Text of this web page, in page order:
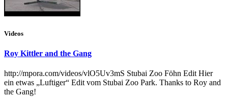
Videos
Roy Kittler and the Gang
http://mpora.com/videos/vlO5Uv3mS Stubai Zoo Föhn Edit Hier
ein etwas „Luftiger“ Edit vom Stubai Zoo Park. Thanks to Roy and
the Gang!